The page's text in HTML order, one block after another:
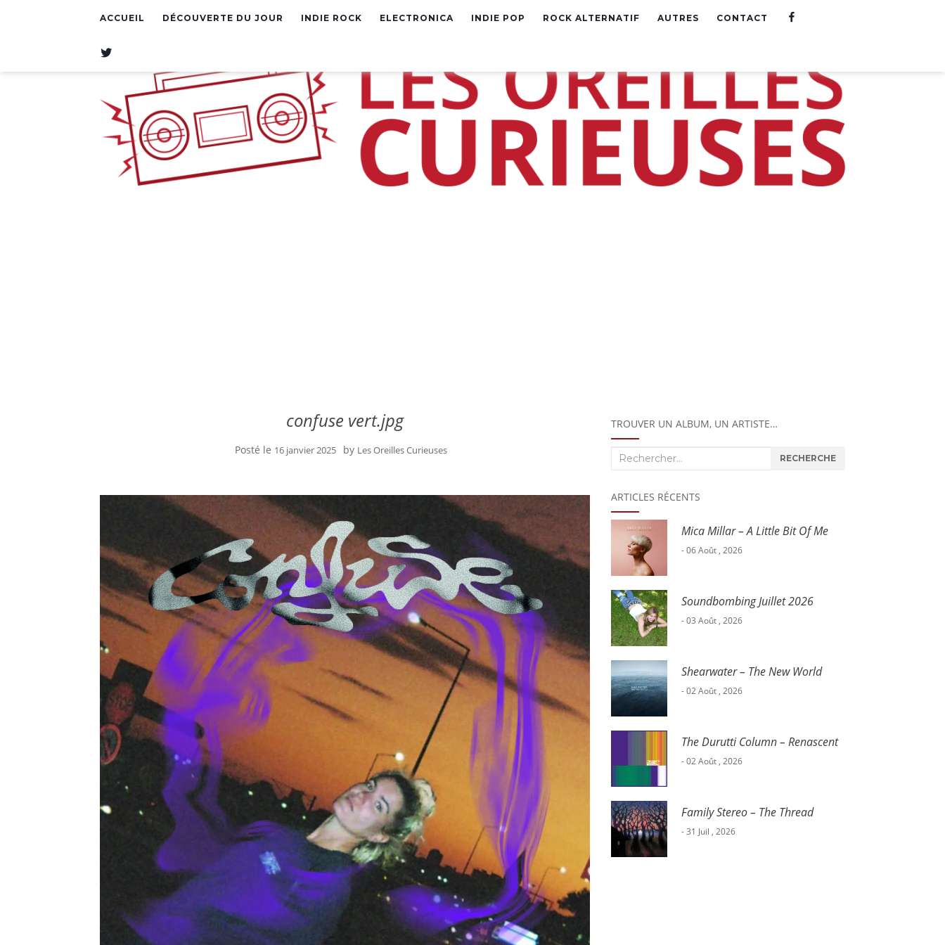
ACCUEIL DÉCOUVERTE DU JOUR INDIE ROCK ELECTRONICA INDIE POP ROCK ALTERNATIF AUTRES CONTACT
B
O
O
K
W
T
T
confuse vert.jpg
Posté le 16 janvier 2025 by Les Oreilles Curieuses
TROUVER UN ALBUM, UN ARTISTE…
Recherche
RECHERCHE
ARTICLES RÉCENTS
Mica Millar – A Little Bit Of Me
- 06 Août , 2026
Soundbombing Juillet 2026
- 03 Août , 2026
Shearwater – The New World
- 02 Août , 2026
The Durutti Column – Renascent
- 02 Août , 2026
Family Stereo – The Thread
- 31 Juil , 2026